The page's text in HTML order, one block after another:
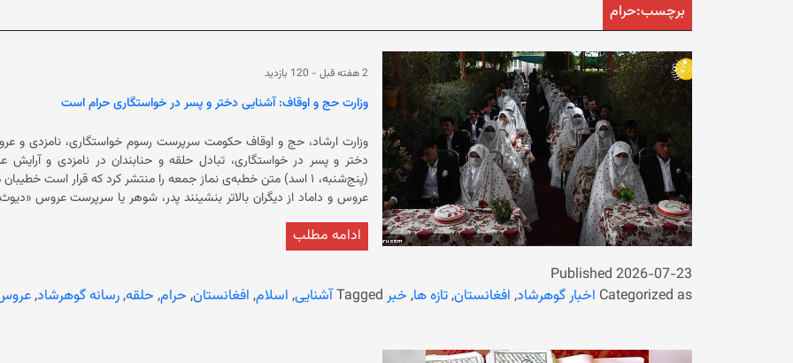
برچسب:حرام
2 هفته قبل - 120 بازدید
وزارت حج و اوقاف: آشنایی دختر و پسر در خواستگاری حرام است
وزارت ارشاد، حج و اوقاف حکومت سرپرست رسوم خواستگاری، نامزدی و
(پنج‌شنبه، ۱ اسد) متن خطبه‌ی نماز جمعه را منتشر کرد که قرار است
ادامه مطلب
Published 2026-07-23
Categorized as اخبار گوهرشاد, افغانستان,تازه ها, خبر Taggedآشنایی, اسلام, افغانستان, حرام, حلقه,رسانه گوهرشاد,